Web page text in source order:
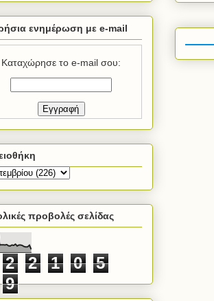
ενημέρωση με e-mail
Καταχώρησε το e-mail σου:
προβολές σελίδας
2 2 1 0
5
9